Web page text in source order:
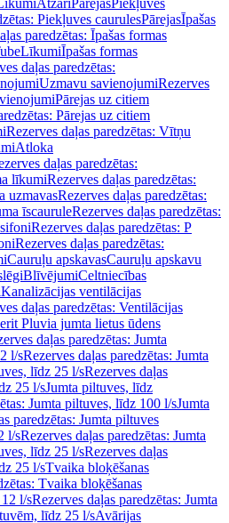
LīkumiAtzari PārejasPiekļuves
Piekļuves caurulesPārejasĪpašas
paredzētas: Īpašas formas
LīkumiĪpašas formas
daļas paredzētas:
Uzmavu savienojumiRezerves
Pārejas uz citiem
Pārejas uz citiem
Rezerves daļas paredzētas: Vītņu
Atloka
daļas paredzētas:
līkumiRezerves daļas paredzētas:
uzmavasRezerves daļas paredzētas:
īscauruleRezerves daļas paredzētas:
Rezerves daļas paredzētas: P
Rezerves daļas paredzētas:
Cauruļu apskavasCauruļu apskavu
BlīvējumiCeltniecības
Kanalizācijas ventilācijas
daļas paredzētas: Ventilācijas
Pluvia jumta lietus ūdens
daļas paredzētas: Jumta
l/sRezerves daļas paredzētas: Jumta
līdz 25 l/sRezerves daļas
25 l/sJumta piltuves, līdz
Jumta piltuves, līdz 100 l/sJumta
paredzētas: Jumta piltuves
l/sRezerves daļas paredzētas: Jumta
līdz 25 l/sRezerves daļas
25 l/sTvaika bloķēšanas
Tvaika bloķēšanas
l/sRezerves daļas paredzētas: Jumta
līdz 25 l/sAvārijas